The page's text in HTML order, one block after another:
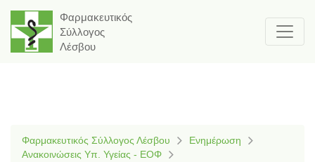
Φαρμακευτικός
Σύλλογος
Λέσβου
Φαρμακευτικός Σύλλογος Λέσβου
Ενημέρωση
Ανακοινώσεις Υπ. Υγείας - ΕΟΦ